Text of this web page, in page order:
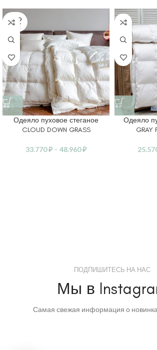
SOLD
OUT
Одеяло пуховое стеганое
CLOUD DOWN GRASS
33.770₽ – 48.960₽
Одеяло
GRAY
ПОДПИШИТЕСЬ НА НАС
Мы в
Самая свежая информация о